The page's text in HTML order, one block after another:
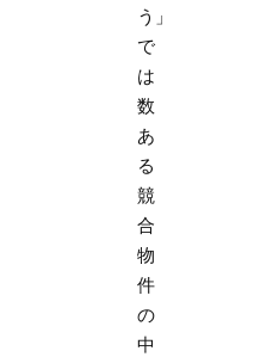
う」
で
は
数
あ
る
競
合
物
件
の
中